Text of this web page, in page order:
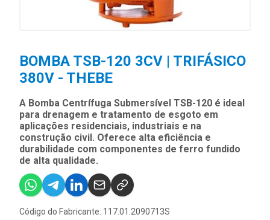
BOMBA TSB-120 3CV | TRIFÁSICO
380V - THEBE
A Bomba Centrífuga Submersível TSB-120 é ideal
para drenagem e tratamento de esgoto em
aplicações residenciais, industriais e na
construção civil. Oferece alta eficiência e
durabilidade com componentes de ferro fundido
de alta qualidade.
Código do Fabricante: 117.01.2090713S